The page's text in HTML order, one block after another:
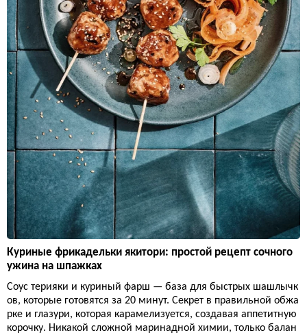
Куриные фрикадельки якитори: простой рецепт сочного
ужина на шпажках
Соус терияки и куриный фарш — база для быстрых шашлычк
ов, которые готовятся за 20 минут. Секрет в правильной обжа
рке и глазури, которая карамелизуется, создавая аппетитную
корочку. Никакой сложной маринадной химии, только балан